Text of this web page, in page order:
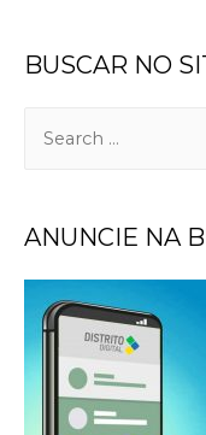
BUSCAR NO
ANUNCIE NA